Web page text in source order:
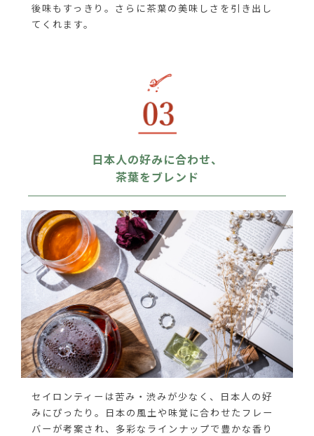
後味もすっきり。さらに茶葉の美味しさを引き出し
てくれます。
日本人の好みに合わせ、
茶葉をブレンド
セイロンティーは苦み・渋みが少なく、日本人の好
みにぴったり。日本の風土や味覚に合わせたフレー
バーが考案され、多彩なラインナップで豊かな香り